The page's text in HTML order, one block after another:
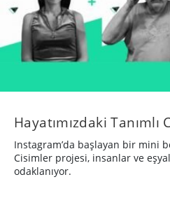
Hayatımızdaki Tanımlı
Instagram’da başlayan bir mini
Cisimler projesi, insanlar ve
odaklanıyor.